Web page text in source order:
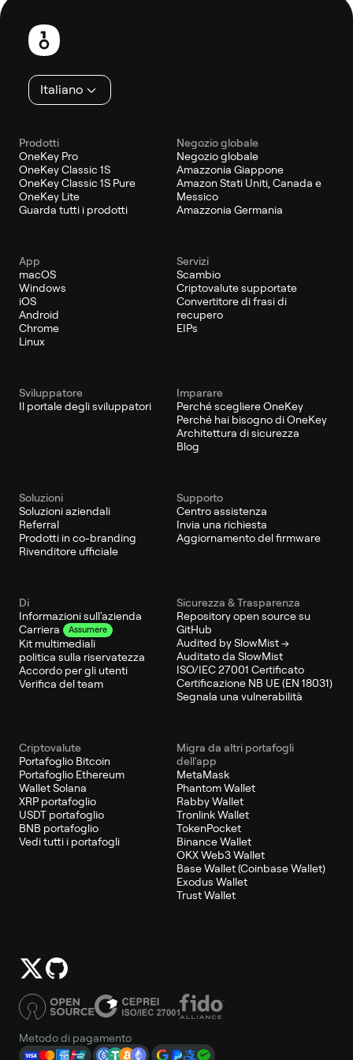
Piè
pagina
Italiano
Prodotti
OneKey Pro
OneKey Classic 1S
OneKey Classic 1S Pure
OneKey Lite
Guarda tutti i prodotti
Negozio globale
Negozio globale
Amazzonia Giappone
Amazon Stati Uniti, Canada e
Messico
Amazzonia Germania
App
macOS
Windows
iOS
Android
Chrome
Linux
Servizi
Scambio
Criptovalute supportate
Convertitore di frasi di
recupero
EIPs
Sviluppatore
Il portale degli sviluppatori
Imparare
Perché scegliere OneKey
Perché hai bisogno di OneKey
Architettura di sicurezza
Blog
Soluzioni
Soluzioni aziendali
Referral
Prodotti in co-branding
Rivenditore ufficiale
Supporto
Centro assistenza
Invia una richiesta
Aggiornamento del firmware
Di
Informazioni sull'azienda
Carriera
Assumere
Kit multimediali
politica sulla riservatezza
Accordo per gli utenti
Verifica del team
Sicurezza & Trasparenza
Repository open source su
GitHub
Audited by SlowMist →
Auditato da SlowMist
ISO/IEC 27001 Certificato
Certificazione NB UE (EN 18031)
Segnala una vulnerabilità
Criptovalute
Portafoglio Bitcoin
Portafoglio Ethereum
Wallet Solana
XRP portafoglio
USDT portafoglio
BNB portafoglio
Vedi tutti i portafogli
Migra da altri portafogli
dell'app
MetaMask
Phantom Wallet
Rabby Wallet
Tronlink Wallet
TokenPocket
Binance Wallet
OKX Web3 Wallet
Base Wallet (Coinbase Wallet)
Exodus Wallet
Trust Wallet
Metodo di pagamento